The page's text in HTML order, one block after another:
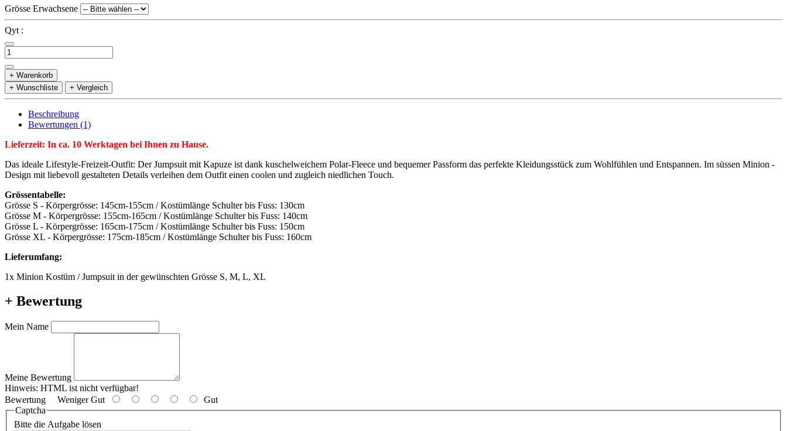
Grösse Erwachsene
Qyt :
+ Warenkorb
+ Wunschliste
+ Vergleich
Beschreibung
Bewertungen (1)
Lieferzeit: In ca. 10 Werktagen bei Ihnen zu Hause.
Das ideale Lifestyle-Freizeit-Outfit: Der Jumpsuit mit Kapuze ist dank kuschelweichem Polar-Fleece und bequemer Passform das perfekte Kleidungsstück zum Wohlfühlen und Entspannen. Im süssen Minion -
Design mit liebevoll gestalteten Details verleihen dem Outfit einen coolen und zugleich niedlichen Touch.
Grössentabelle:
Grösse S - Körpergrösse: 145cm-155cm / Kostümlänge Schulter bis Fuss: 130cm
Grösse M - Körpergrösse: 155cm-165cm / Kostümlänge Schulter bis Fuss: 140cm
Grösse L - Körpergrösse: 165cm-175cm / Kostümlänge Schulter bis Fuss: 150cm
Grösse XL - Körpergrösse: 175cm-185cm / Kostümlänge Schulter bis Fuss: 160cm
Lieferumfang:
1x Minion Kostüm / Jumpsuit in der gewünschten Grösse S, M, L, XL
+ Bewertung
Mein Name
Meine Bewertung
Hinweis: HTML ist nicht verfügbar!
Bewertung Weniger Gut
Gut
Captcha
Bitte die Aufgabe lösen